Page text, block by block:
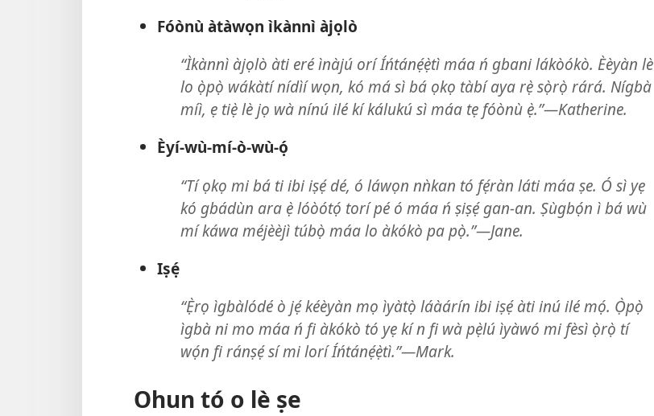
Fóònù àtàwọn ìkànnì àjọlò
“Ìkànnì àjọlò àti eré ìnàjú orí Íńtánẹ́ẹ̀tì máa ń gbani lákòókò. Èèyàn lè
lo ọ̀pọ̀ wákàtí nídìí wọn, kó má sì bá ọkọ tàbí aya rẹ̀ sọ̀rọ̀ rárá. Nígbà
míì, ẹ tiẹ̀ lè jọ wà nínú ilé kí kálukú sì máa tẹ fóònù ẹ̀.”—Katherine.
Èyí-wù-mí-ò-wù-ọ́
“Tí ọkọ mi bá ti ibi iṣẹ́ dé, ó láwọn nǹkan tó fẹ́ràn láti máa ṣe. Ó sì yẹ
kó gbádùn ara ẹ̀ lóòótọ́ torí pé ó máa ń ṣiṣẹ́ gan-an. Ṣùgbọ́n ì bá wù
mí káwa méjèèjì túbọ̀ máa lo àkókò pa pọ̀.”—Jane.
Iṣẹ́
“Ẹ̀rọ ìgbàlódé ò jẹ́ kéèyàn mọ ìyàtọ̀ láàárín ibi iṣẹ́ àti inú ilé mọ́. Ọ̀pọ̀
ìgbà ni mo máa ń fi àkókò tó yẹ kí n fi wà pẹ̀lú ìyàwó mi fèsì ọ̀rọ̀ tí
wọ́n fi ránṣẹ́ sí mi lorí Íńtánẹ́ẹ̀tì.”—Mark.
Ohun tó o lè ṣe